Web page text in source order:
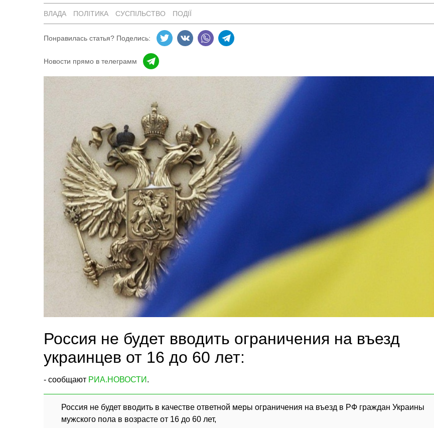
ВЛАДА ПОЛІТИКА СУСПІЛЬСТВО ПОДІЇ
Понравилась статья? Поделись:
Новости прямо в телеграмм
Россия не будет вводить ограничения на въезд
украинцев от 16 до 60 лет:
- сообщают РИА.НОВОСТИ .
Россия не будет вводить в качестве ответной меры ограничения на въезд в РФ граждан Украины
мужского пола в возрасте от 16 до 60 лет,